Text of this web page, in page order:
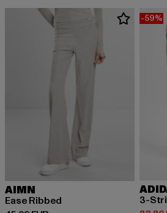
AIMN
Ease Ribbed
-59%
3-